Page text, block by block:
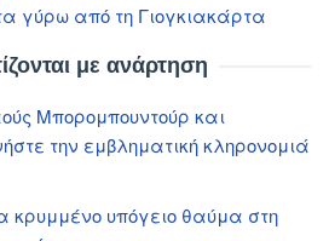
γύρω από τη Γιογκιακάρτα
με ανάρτηση
Μπορομπουντούρ και
την εμβληματική κληρονομιά
κρυμμένο υπόγειο θαύμα στη